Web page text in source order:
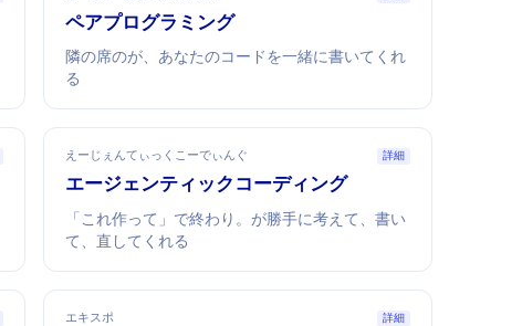
AIペアプログラミング
隣の席のAIが、あなたのコードを一緒に書いてくれ
る
えーじぇんてぃっくこーでぃんぐ 詳細
エージェンティックコーディング
「これ作って」で終わり。AIが勝手に考えて、書い
て、直してくれる
エキスポ 詳細